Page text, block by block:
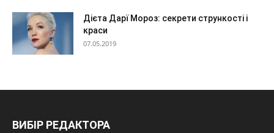
Дієта Дарї Мороз: секрети стрункості і
краси
07.05.2019
ВИБІР РЕДАКТОРА